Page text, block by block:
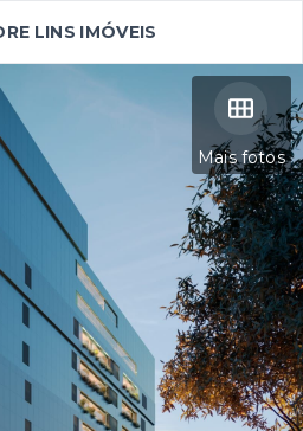
LINS IMÓVEIS
Mais fotos